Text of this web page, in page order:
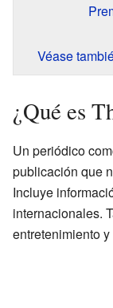
Véase
¿Qué es
Un periódico
publicación que
Incluye
internacionales.
entretenimiento